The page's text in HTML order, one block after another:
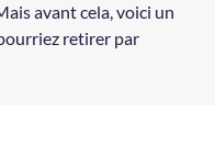
avant cela, voici un
retirer par